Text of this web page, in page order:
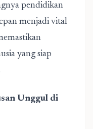
pendidikan
menjadi vital
yang siap
Unggul di